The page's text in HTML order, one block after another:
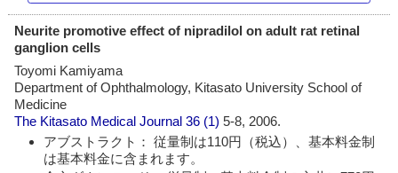
Neurite promotive effect of nipradilol on adult rat retinal
ganglion cells
Toyomi Kamiyama
Department of Ophthalmology, Kitasato University School of
Medicine
The Kitasato Medical Journal 36 (1)5-8, 2006.
アブストラクト： 従量制は110円（税込）、基本料金制
は基本料金に含まれます。